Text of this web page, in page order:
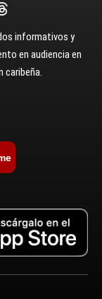
informativos y
en audiencia en
caribeña.